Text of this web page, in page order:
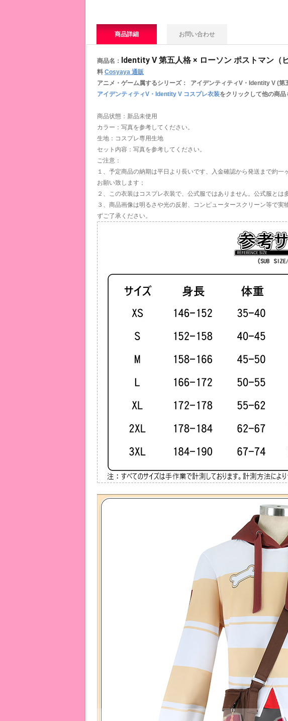
商品詳細 お問い合わせ
商品名： Identity V 第五人格 × ローソン ポストマン（
料 Cosyaya 通販
アニメ・ゲーム属するシリーズ： アイデンティティV・Identity V (第
アイデンティティV・Identity V コスプレ衣装をクリックして他の商品
商品状態：新品未使用
カラー：写真を参考してください。
生地：コスプレ専用生地
セット内容：写真を参考してください。
ご注意：
１、予定商品の納期は平日より長いです、入金確認から発送まで約
お願い致します；
２、この衣装はコスプレ衣装で、公式服ではありません。公式服とは
３、商品画像は明るさや光の反射、コンピュータースクリーン等で
ずご了承ください。